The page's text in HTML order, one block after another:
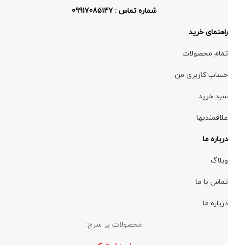
شماره تماس : 09917085147
راهنمای خرید
تمام محصولات
حساب کاربری من
سبد خرید
علاقمندیها
درباره ما
وبلاگ
تماس با ما
درباره ما
محصولات پر سرچ: